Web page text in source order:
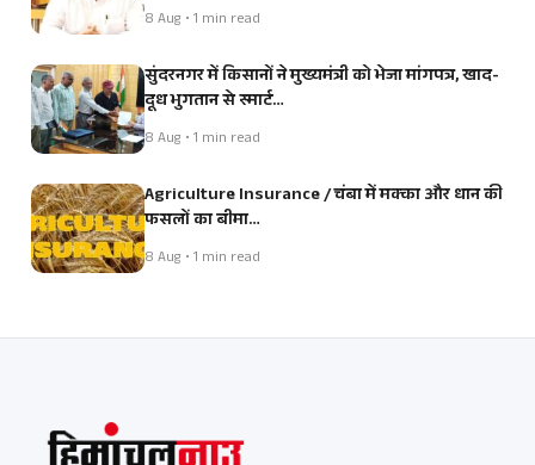
8 Aug • 1 min read
सुंदरनगर में किसानों ने मुख्यमंत्री को भेजा मांगपत्र, खाद-
दूध भुगतान से स्मार्ट…
8 Aug • 1 min read
Agriculture Insurance / चंबा में मक्का और धान की
फसलों का बीमा…
8 Aug • 1 min read